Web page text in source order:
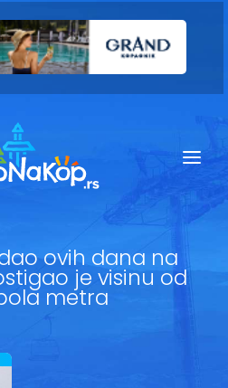
Ugostiteljstvo
Kop Info
Ski info
ovih dana na
je visinu od
metra